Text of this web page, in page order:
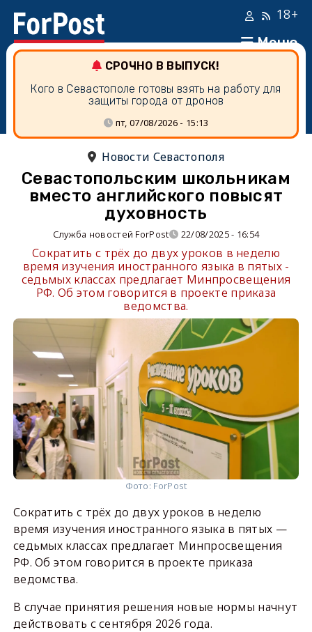
Меню
18+
СРОЧНО В ВЫПУСК!
Кого в Севастополе готовы взять на работу для
защиты города от дронов
пт, 07/08/2026 - 15:13
Новости Севастополя
Севастопольским школьникам
вместо английского повысят
духовность
Служба новостей ForPost 22/08/2025 - 16:54
Сократить с трёх до двух уроков в неделю
время изучения иностранного языка в пятых -
седьмых классах предлагает Минпросвещения
РФ. Об этом говорится в проекте приказа
ведомства.
Фото: ForPost
Сократить с трёх до двух уроков в неделю
время изучения иностранного языка в пятых —
седьмых классах предлагает Минпросвещения
РФ. Об этом говорится в проекте приказа
ведомства.
В случае принятия решения новые нормы начнут
действовать с сентября 2026 года.